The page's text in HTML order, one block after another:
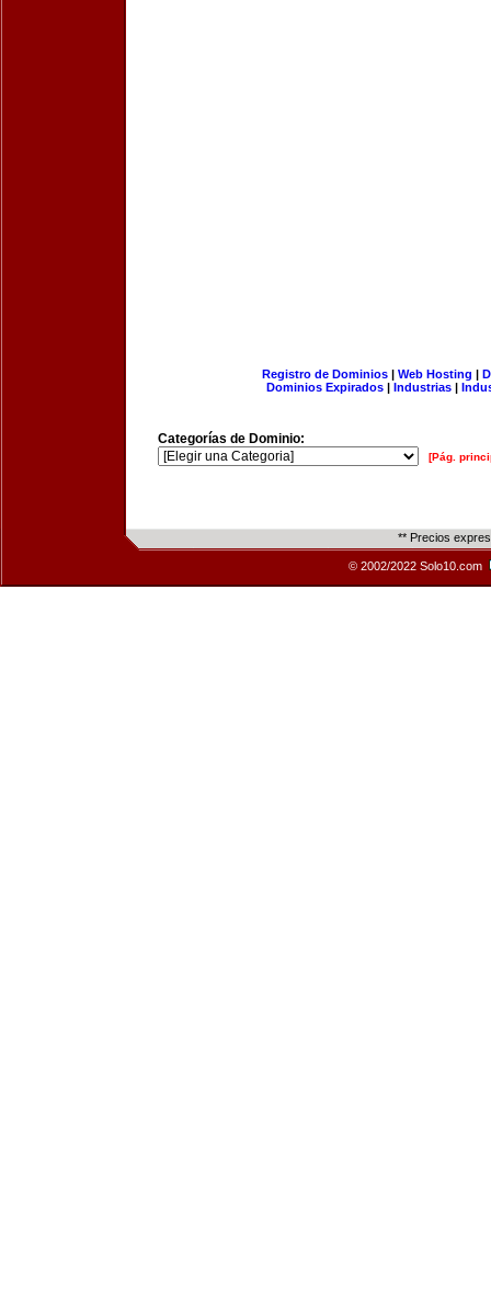
Registro de Dominios| Web Hosting |
Dominios Expirados | Industrias |
Categorías de Dominio:
[Pág.
** Precios
© 2002/2022 Solo10.com